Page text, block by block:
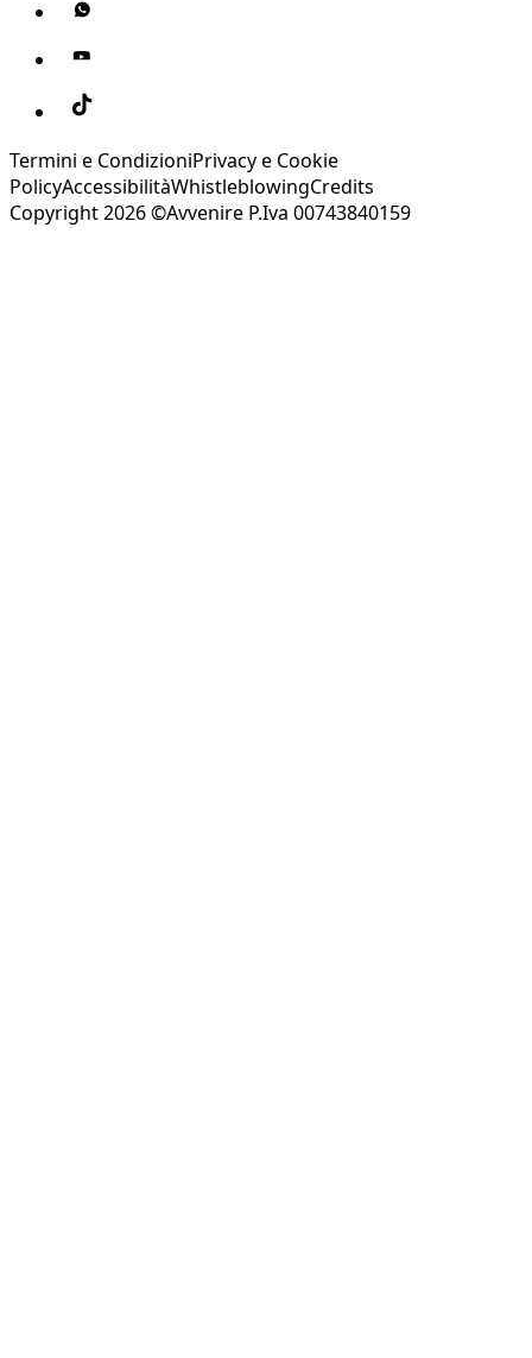
Termini e CondizioniPrivacy e Cookie
PolicyAccessibilitàWhistleblowingCredits
Copyright 2026 ©Avvenire P.Iva 00743840159